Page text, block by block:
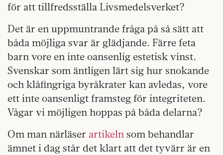
för att tillfredsställa Livsmedelsverket?
Det är en uppmuntrande fråga på så sätt att
båda möjliga svar är glädjande. Färre feta
barn vore en inte oansenlig estetisk vinst.
Svenskar som äntligen lärt sig hur snokande
och klåfingriga byråkrater kan avledas, vore
ett inte oansenligt framsteg för integriteten.
Vågar vi möjligen hoppas på båda delarna?
Om man närläser artikelnsom behandlar
ämnet i dag står det klart att det tyvärr är en